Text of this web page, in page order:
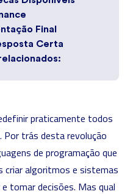
Final
Certa
praticamente todos
Por trás desta revolução
de programação que
criar algoritmos e sistemas
tomar decisões. Mas qual